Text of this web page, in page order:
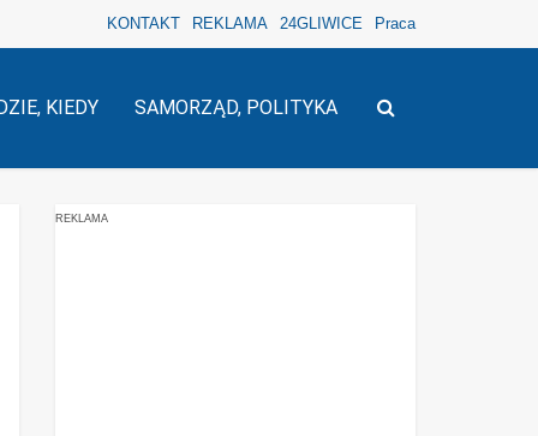
KONTAKT REKLAMA 24GLIWICE Praca
KIEDY SAMORZĄD, POLITYKA
REKLAMA